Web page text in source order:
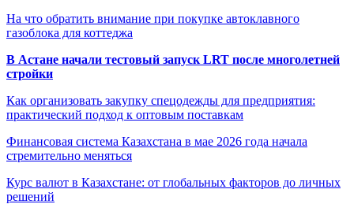
На что обратить внимание при покупке автоклавного
газоблока для коттеджа
В Астане начали тестовый запуск LRT после многолетней
стройки
Как организовать закупку спецодежды для предприятия:
практический подход к оптовым поставкам
Финансовая система Казахстана в мае 2026 года начала
стремительно меняться
Курс валют в Казахстане: от глобальных факторов до личных
решений